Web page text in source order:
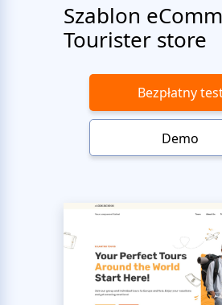
Szablon
Tourister store
Bezpłatny
Demo